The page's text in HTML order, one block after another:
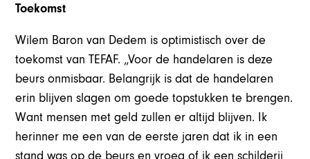
Toekomst
Wilem Baron van Dedem is optimistisch over de
toekomst van TEFAF. „Voor de handelaren is deze
beurs onmisbaar. Belangrijk is dat de handelaren
erin blijven slagen om goede topstukken te brengen.
Want mensen met geld zullen er altijd blijven. Ik
herinner me een van de eerste jaren dat ik in een
stand was op de beurs en vroeg of ik een schilderij